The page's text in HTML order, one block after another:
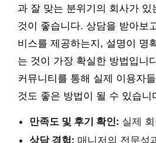
과 잘 맞는 분위기의 회사가 있
것이 좋습니다. 상담을 받아보
비스를 제공하는지, 설명이 명
는 것이 가장 확실한 방법입니
커뮤니티를 통해 실제 이용자
것도 좋은 방법이 될 수 있습니
만족도 및 후기 확인: 실제
상담 경험: 매니저의 전문성